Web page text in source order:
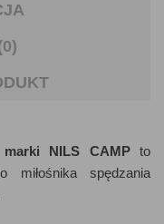
NILS CAMPto
miłośnika spędzania